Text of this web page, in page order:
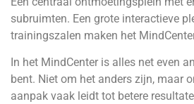
subruimten. Een grote interactieve
trainingszalen maken het
In het MindCenter is alles net even
bent. Niet om het anders zijn, maar
aanpak vaak leidt tot betere